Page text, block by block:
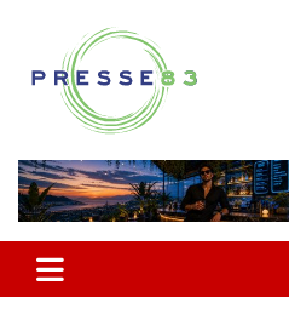
contenu
Presse 83